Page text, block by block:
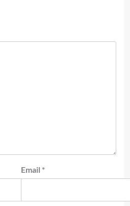
Email *